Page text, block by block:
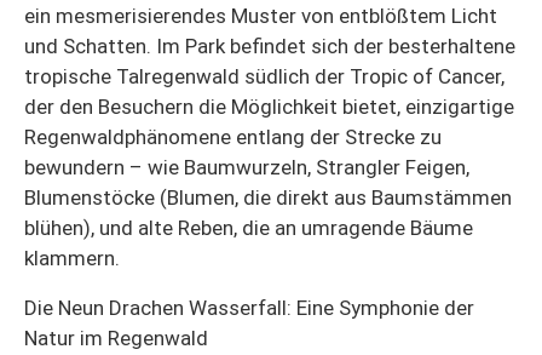
ein mesmerisierendes Muster von entblößtem Licht
und Schatten. Im Park befindet sich der besterhaltene
tropische Talregenwald südlich der Tropic of Cancer,
der den Besuchern die Möglichkeit bietet, einzigartige
Regenwaldphänomene entlang der Strecke zu
bewundern – wie Baumwurzeln, Strangler Feigen,
Blumenstöcke (Blumen, die direkt aus Baumstämmen
blühen), und alte Reben, die an umragende Bäume
klammern.
Die Neun Drachen Wasserfall: Eine Symphonie der
Natur im Regenwald